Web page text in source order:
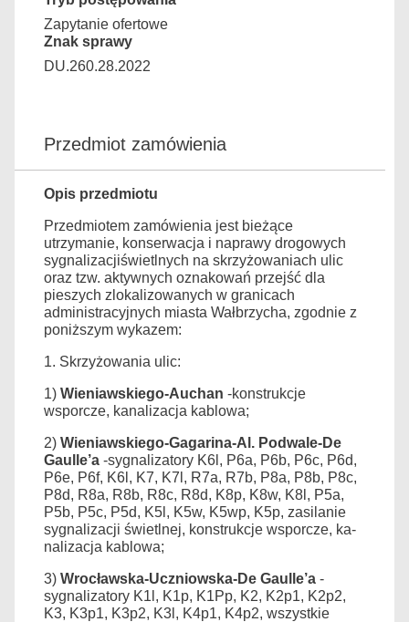
Zapytanie ofertowe
Znak sprawy
DU.260.28.2022
Przedmiot zamówienia
Opis przedmiotu
Przedmiotem zamówienia jest bieżące
utrzymanie, konserwacja i naprawy drogowych
sygnalizacjiświetlnych na skrzyżowaniach ulic
oraz tzw. aktywnych oznakowań przejść dla
pieszych zlokalizowanych w granicach
administracyjnych miasta Wałbrzycha, zgodnie z
poniższym wykazem:
1. Skrzyżowania ulic:
1) Wieniawskiego-Auchan -konstrukcje
wsporcze, kanalizacja kablowa;
2) Wieniawskiego-Gagarina-Al. Podwale-De
Gaulle’a -sygnalizatory K6l, P6a, P6b, P6c, P6d,
P6e, P6f, K6l, K7, K7l, R7a, R7b, P8a, P8b, P8c,
P8d, R8a, R8b, R8c, R8d, K8p, K8w, K8l, P5a,
P5b, P5c, P5d, K5l, K5w, K5wp, K5p, zasilanie
sygnalizacji świetlnej, konstrukcje wsporcze, ka­
nalizacja kablowa;
3) Wrocławska-Uczniowska-De Gaulle’a -
sygnalizatory K1l, K1p, K1Pp, K2, K2p1, K2p2,
K3, K3p1, K3p2, K3l, K4p1, K4p2, wszystkie